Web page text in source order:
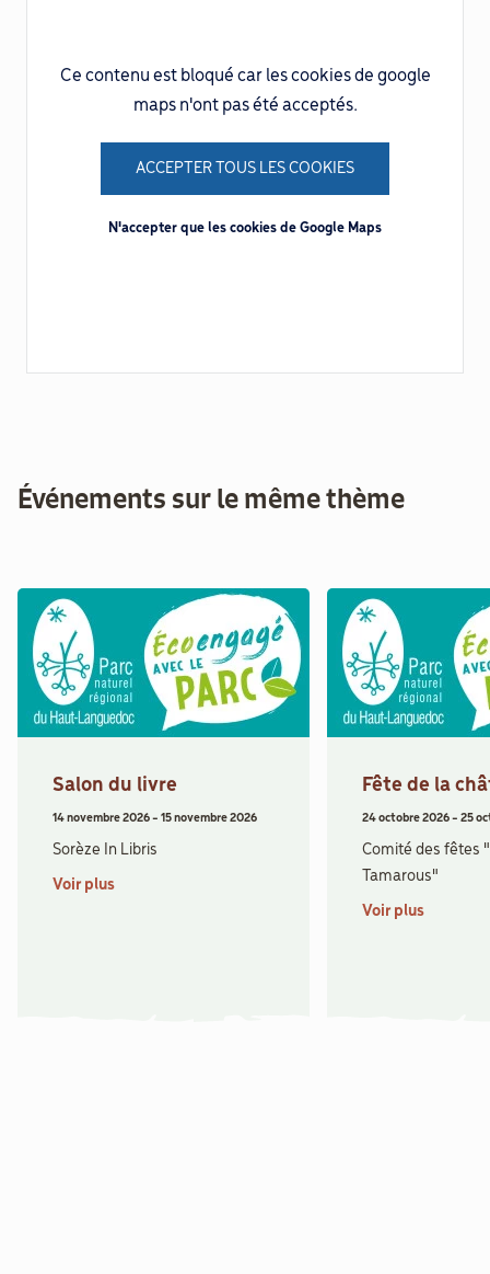
Ce contenu est bloqué car les cookies de google
maps n'ont pas été acceptés.
ACCEPTER TOUS LES COOKIES
N'accepter que les cookies de Google Maps
Événements sur le même thème
Salon du livre
14 novembre 2026- 15 novembre 2026
Sorèze In Libris
Voir plus
Fête de la
24 octobre 2026- 25
Comité des fêtes
Tamarous"
Voir plus